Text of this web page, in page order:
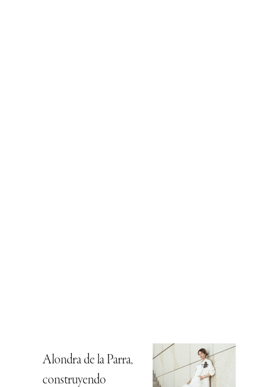
Alondra de la Parra,
construyendo